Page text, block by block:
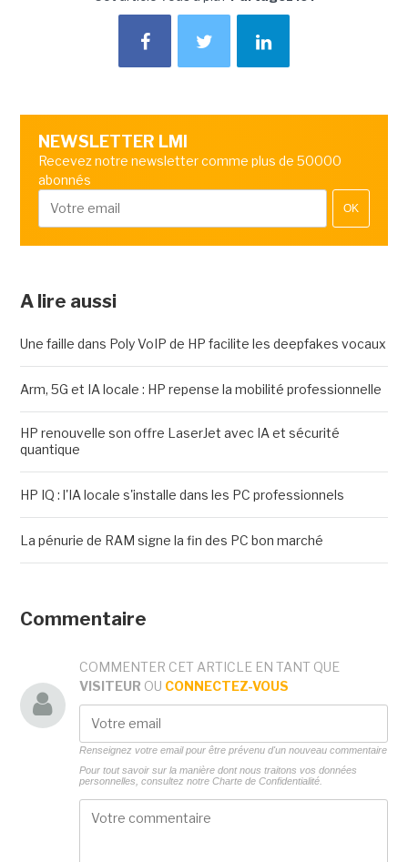
NEWSLETTER LMI
Recevez notre newsletter comme plus de 50000
abonnés
OK
A lire aussi
Une faille dans Poly VoIP de HP facilite les deepfakes vocaux
Arm, 5G et IA locale : HP repense la mobilité professionnelle
HP renouvelle son offre LaserJet avec IA et sécurité
quantique
HP IQ : l'IA locale s'installe dans les PC professionnels
La pénurie de RAM signe la fin des PC bon marché
Commentaire
COMMENTER CET ARTICLE EN TANT QUE
VISITEUR OU CONNECTEZ-VOUS
Renseignez votre email pour être prévenu d'un nouveau commentaire
Pour tout savoir sur la manière dont nous traitons vos données
personnelles, consultez notre Charte de Confidentialité.